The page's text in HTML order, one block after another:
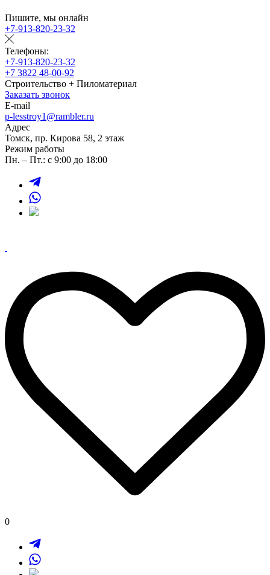
Пишите, мы онлайн
+7-913-820-23-32
Телефоны:
+7-913-820-23-32
+7 3822 48-00-92
Строительство + Пиломатериал
Заказать звонок
E-mail
p-lesstroy1@rambler.ru
Адрес
Томск, пр. Кирова 58, 2 этаж
Режим работы
Пн. – Пт.: с 9:00 до 18:00
0